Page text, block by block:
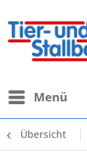
Menü
Übersicht